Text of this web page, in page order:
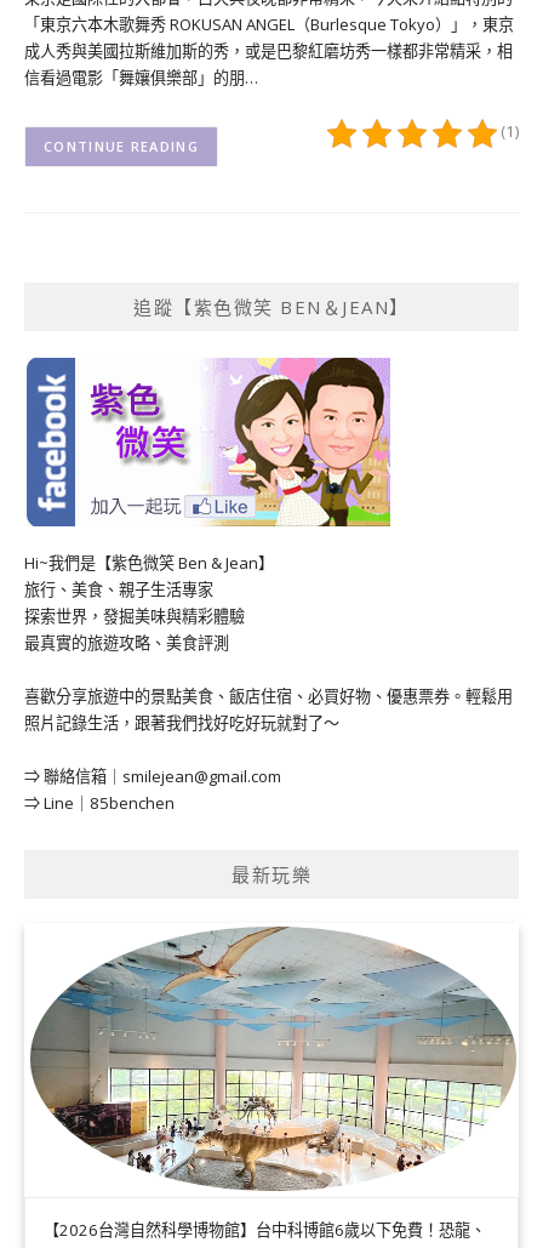
「東京六本木歌舞秀 ROKUSAN ANGEL（Burlesque Tokyo）」，東京
成人秀與美國拉斯維加斯的秀，或是巴黎紅磨坊秀一樣都非常精采，相
信看過電影「舞孃俱樂部」的朋…
(1)
CONTINUE READING
追蹤【紫色微笑 BEN＆JEAN】
Hi~我們是【紫色微笑 Ben & Jean】
旅行、美食、親子生活專家
探索世界，發掘美味與精彩體驗
最真實的旅遊攻略、美食評測
喜歡分享旅遊中的景點美食、飯店住宿、必買好物、優惠票券。輕鬆用
照片記錄生活，跟著我們找好吃好玩就對了～
⇒ 聯絡信箱｜ smilejean@gmail.com
⇒ Line｜85benchen
最新玩樂
【2026台灣自然科學博物館】台中科博館6歲以下免費！恐龍、